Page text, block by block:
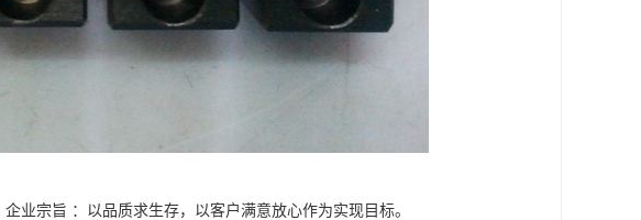
业宗旨 ：以品质求生存，以客户满意放心作为实现目标。